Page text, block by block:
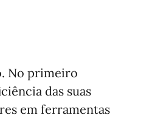
No primeiro
das suas
em ferramentas